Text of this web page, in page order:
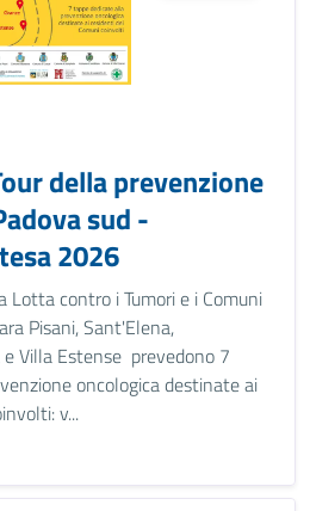
della prevenzione
sud -
2026
Lotta contro i Tumori e i Comuni
Pisani, Sant'Elena,
Villa Estense prevedono 7
oncologica destinate ai
v...